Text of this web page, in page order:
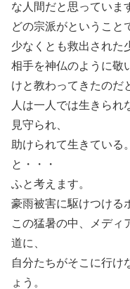
な人間だと思っていま
どの宗派がということ
少なくとも救出された
相手を神仏のように敬
けと教わってきたのだ
人は一人では生きられ
見守られ、
助けられて生きている
と・・・
ふと考えます。
豪雨被害に駆けつける
この猛暑の中、メディ
道に、
自分たちがそこに行け
ょう。